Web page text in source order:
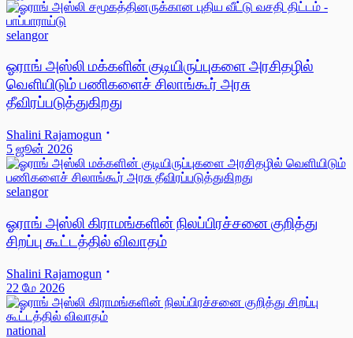
selangor
ஓராங் அஸ்லி மக்களின் குடியிருப்புகளை அரசிதழில்
வெளியிடும் பணிகளைச் சிலாங்கூர் அரசு
தீவிரப்படுத்துகிறது
Shalini Rajamogun
5 ஜூன் 2026
selangor
ஓராங் அஸ்லி கிராமங்களின் நிலப்பிரச்சனை குறித்து
சிறப்பு கூட்டத்தில் விவாதம்
Shalini Rajamogun
22 மே 2026
national